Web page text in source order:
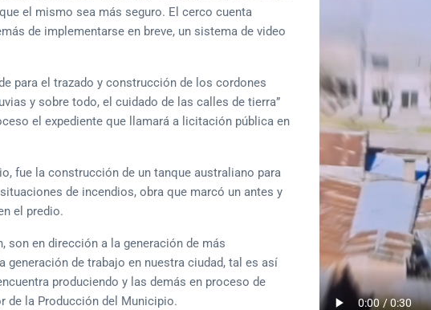
el mismo sea más seguro. El cerco cuenta
de implementarse en breve, un sistema de video
para el trazado y construcción de los cordones
y sobre todo, el cuidado de las calles de tierra”
el expediente que llamará a licitación pública en
fue la construcción de un tanque australiano para
de incendios, obra que marcó un antes y
el predio.
son en dirección a la generación de más
generación de trabajo en nuestra ciudad, tal es así
produciendo y las demás en proceso de
de la Producción del Municipio.